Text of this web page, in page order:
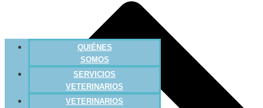
QUIÉNES
SOMOS
SERVICIOS
VETERINARIOS
VETERINARIOS